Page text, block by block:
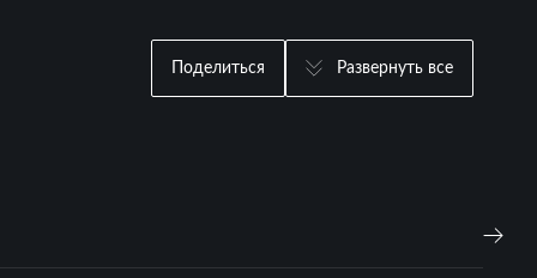
Поделиться Развернуть все